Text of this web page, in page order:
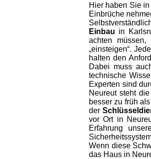
Hier haben Sie
Einbrüche
Einbau in
achten
„einsteigen“.
halten den
Dabei muss
technische
Experten sind
Neureut steht
besser zu früh
der
vor Ort in
Erfahrung
Wenn diese
das Haus in